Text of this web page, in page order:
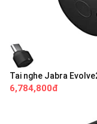
Tai nghe Jabra
6,784,800đ